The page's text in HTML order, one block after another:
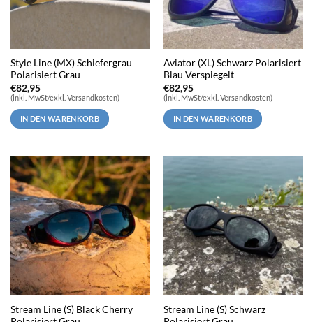
Style Line (MX) Schiefergrau
Polarisiert Grau
€82,95
(inkl. MwSt/exkl. Versandkosten)
IN DEN WARENKORB
Aviator (XL) Schwarz Polarisiert
Blau Verspiegelt
€82,95
(inkl. MwSt/exkl. Versandkosten)
IN DEN WARENKORB
Stream Line (S) Black Cherry
Stream Line (S) Schwarz